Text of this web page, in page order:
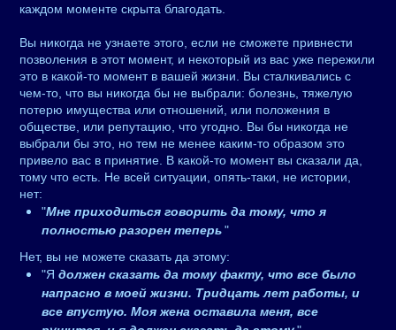
каждом моменте скрыта благодать.
Вы никогда не узнаете этого, если не сможете привнести
позволения в этот момент, и некоторый из вас уже пережили
это в какой-то момент в вашей жизни. Вы сталкивались с
чем-то, что вы никогда бы не выбрали: болезнь, тяжелую
потерю имущества или отношений, или положения в
обществе, или репутацию, что угодно. Вы бы никогда не
выбрали бы это, но тем не менее каким-то образом это
привело вас в принятие. В какой-то момент вы сказали да,
тому что есть. Не всей ситуации, опять-таки, не истории,
нет:
"Мне приходиться говорить да тому, что я
полностью разорен теперь"
Нет, вы не можете сказать да этому:
"Я должен сказать да тому факту, что все было
напрасно в моей жизни. Тридцать лет работы, и
все впустую. Моя жена оставила меня, все